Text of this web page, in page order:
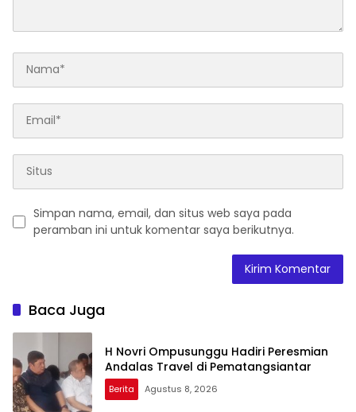
Simpan nama, email, dan situs web saya pada
peramban ini untuk komentar saya berikutnya.
Baca Juga
H Novri Ompusunggu Hadiri Peresmian
Andalas Travel di Pematangsiantar
Berita Agustus 8, 2026